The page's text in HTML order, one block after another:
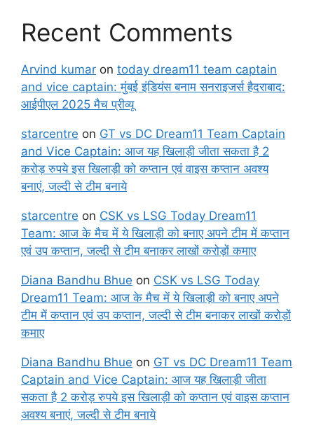
Recent Comments
Arvind kumar on today dream11 team captain
and vice captain: मुंबई इंडियंस बनाम सनराइजर्स हैदराबाद:
आईपीएल 2025 मैच प्रीव्यू
starcentre on GT vs DC Dream11 Team Captain
and Vice Captain: आज यह खिलाड़ी जीता सकता है 2
करोड़ रुपये इस खिलाड़ी को कप्तान एवं वाइस कप्तान अवश्य
बनाएं, जल्दी से टीम बनाये
starcentre on CSK vs LSG Today Dream11
Team: आज के मैच में ये खिलाड़ी को बनाए अपने टीम में कप्तान
एवं उप कप्तान, जल्दी से टीम बनाकर लाखों करोड़ों कमाए
Diana Bandhu Bhue on CSK vs LSG Today
Dream11 Team: आज के मैच में ये खिलाड़ी को बनाए अपने
टीम में कप्तान एवं उप कप्तान, जल्दी से टीम बनाकर लाखों करोड़ों
कमाए
Diana Bandhu Bhue on GT vs DC Dream11 Team
Captain and Vice Captain: आज यह खिलाड़ी जीता
सकता है 2 करोड़ रुपये इस खिलाड़ी को कप्तान एवं वाइस कप्तान
अवश्य बनाएं, जल्दी से टीम बनाये